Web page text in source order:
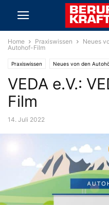
Home Praxiswissen Neues
Autohof-Film
Praxiswissen Neues von den
VEDA e.V.:
Film
14. Juli 2022